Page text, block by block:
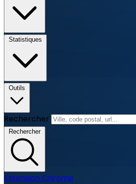
Statistiques
Outils
Rechercher
Rechercher
Extension Chrome